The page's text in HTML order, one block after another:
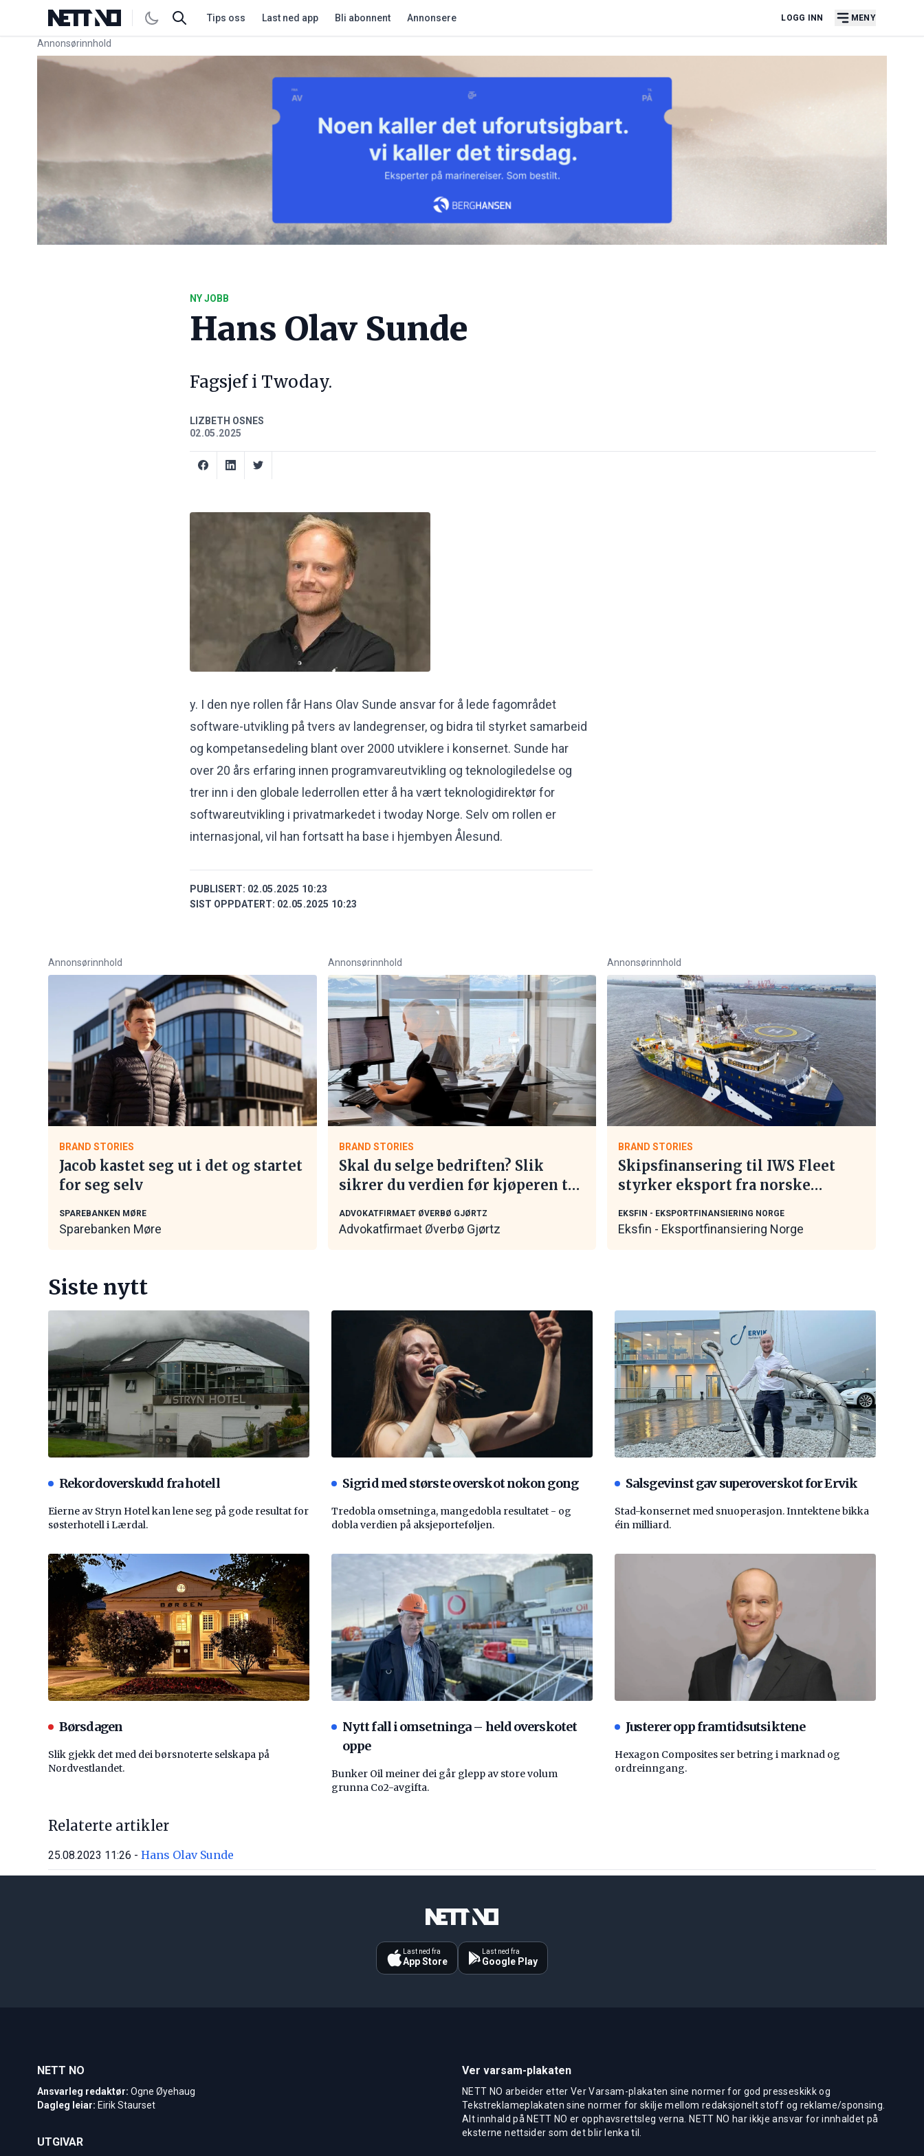
Tips oss Last ned app Bli abonnent Annonsere LOGG INN MENY
Annonsørinnhold
Link for annonse
NY JOBB
Hans Olav Sunde
Fagsjef i Twoday.
LIZBETH OSNES
02.05.2025
y. I den nye rollen får Hans Olav Sunde ansvar for å lede fagområdet
software-utvikling på tvers av landegrenser, og bidra til styrket samarbeid
og kompetansedeling blant over 2000 utviklere i konsernet. Sunde har
over 20 års erfaring innen programvareutvikling og teknologiledelse og
trer inn i den globale lederrollen etter å ha vært teknologidirektør for
softwareutvikling i privatmarkedet i twoday Norge. Selv om rollen er
internasjonal, vil han fortsatt ha base i hjembyen Ålesund.
PUBLISERT: 02.05.2025 10:23
SIST OPPDATERT: 02.05.2025 10:23
Annonsørinnhold
BRAND STORIES
Jacob kastet seg ut i det og startet
for seg selv
SPAREBANKEN MØRE
Sparebanken Møre
Annonsørinnhold
BRAND STORIES
Skal du selge bedriften? Slik
sikrer du verdien før kjøperen tar
ADVOKATFIRMAET ØVERBØ GJØRTZ
Advokatfirmaet Øverbø Gjørtz
Annonsørinnhold
BRAND STORIES
Skipsfinansering til IWS Fleet
styrker eksport fra norske
EKSFIN - EKSPORTFINANSIERING NORGE
Eksfin - Eksportfinansiering Norge
Siste nytt
Rekordoverskudd fra hotell
Eierne av Stryn Hotel kan lene seg på gode resultat for
søsterhotell i Lærdal.
Sigrid med største overskot nokon gong
Tredobla omsetninga, mangedobla resultatet - og
dobla verdien på aksjeporteføljen.
Salsgevinst gav superoverskot for Ervik
Stad-konsernet med snuoperasjon. Inntektene bikka
éin milliard.
Børsdagen
Slik gjekk det med dei børsnoterte selskapa på
Nordvestlandet.
Nytt fall i omsetninga – held overskotet
oppe
Bunker Oil meiner dei går glepp av store volum
grunna Co2-avgifta.
Justerer opp framtidsutsiktene
Hexagon Composites ser betring i marknad og
ordreinngang.
Relaterte artikler
25.08.2023 11:26 - Hans Olav Sunde
Last ned fra
App Store
Last ned fra
Google Play
NETT NO
Ansvarleg redaktør: Ogne Øyehaug
Dagleg leiar: Eirik Staurset
UTGIVAR
Ver varsam-plakaten
NETT NO arbeider etter Ver Varsam-plakaten sine normer for god presseskikk og
Tekstreklameplakaten sine normer for skilje mellom redaksjonelt stoff og reklame/sponsing.
Alt innhald på NETT NO er opphavsrettsleg verna. NETT NO har ikkje ansvar for innhaldet på
eksterne nettsider som det blir lenka til.